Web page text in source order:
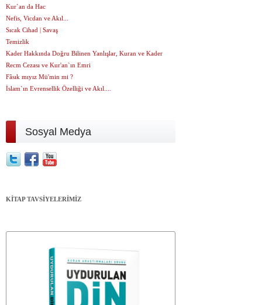
Kur`an da Hac
Nefis, Vicdan ve Akıl...
Sıcak Cihad | Savaş
Temizlik
Kader Hakkında Doğru Bilinen Yanlışlar, Kuran ve Kader
Recm Cezası ve Kur'an`ın Emri
Fâsık mıyız Mü'min mi ?
İslam`ın Evrensellik Özelliği ve Akıl....
Sosyal Medya
KİTAP TAVSİYELERİMİZ